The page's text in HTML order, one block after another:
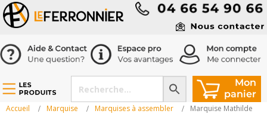
Accueil Marquise Marquises à assembler Marquise Mathilde